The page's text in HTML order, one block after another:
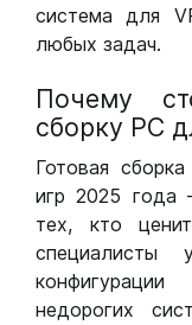
система для
любых задач.
Почему
сборку РС
Готовая
игр 2025 года
тех, кто
специалисты
недорогих